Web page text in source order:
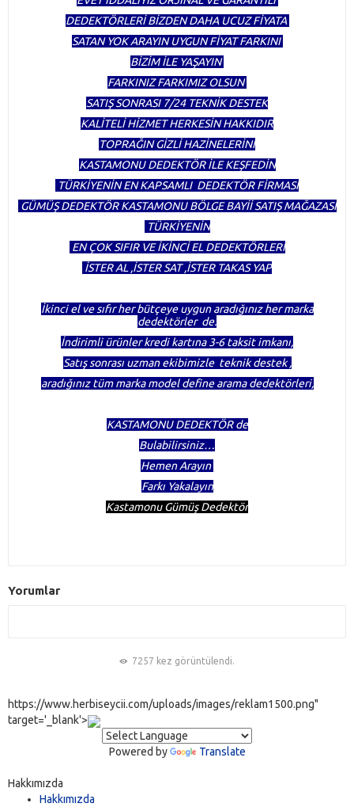
DEDEKTÖRLERİ BİZDEN DAHA UCUZ FİYATA
SATAN YOK ARAYIN UYGUN FİYAT FARKINI
BİZİM İLE YAŞAYIN
FARKINIZ FARKIMIZ OLSUN
SATIŞ SONRASI 7/24 TEKNİK DESTEK
KALİTELİ HİZMET HERKESİN HAKKIDIR
TOPRAĞIN GİZLİ HAZİNELERİNİ
KASTAMONU DEDEKTÖR İLE KEŞFEDİN
TÜRKİYENİN EN KAPSAMLI DEDEKTÖR FİRMASI
GÜMÜŞ DEDEKTÖR KASTAMONU BÖLGE BAYİİ SATIŞ MAĞAZASI
TÜRKİYENİN
EN ÇOK SIFIR VE İKİNCİ EL DEDEKTÖRLERİ
İSTER AL ,İSTER SAT ,İSTER TAKAS YAP
İkinci el ve sıfır her bütçeye uygun aradığınız her marka
dedektörler de.
İndirimli ürünler kredi kartına 3-6 taksit imkanı,
Satış sonrası uzman ekibimizle teknik destek ,
aradığınız tüm marka model define arama dedektörleri,
KASTAMONU DEDEKTÖR de
Bulabilirsiniz…
Hemen Arayın
Farkı Yakalayın
Kastamonu Gümüş Dedektör
Yorumlar
7257 kez görüntülendi.
https://www.herbiseycii.com/uploads/images/reklam1500.png"
target='_blank'>
Powered by Translate
Hakkımızda
Hakkımızda